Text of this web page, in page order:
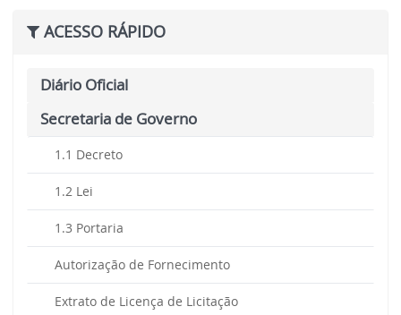
ACESSO RÁPIDO
Diário Oficial
Secretaria de Governo
1.1 Decreto
1.2 Lei
1.3 Portaria
Autorização de Fornecimento
Extrato de Licença de Licitação